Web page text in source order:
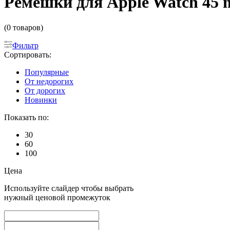
(0 товаров)
Фильтр
Сортировать:
Популярные
От недорогих
От дорогих
Новинки
Показать по:
30
60
100
Цена
Используйте слайдер чтобы выбрать
нужный ценовой промежуток